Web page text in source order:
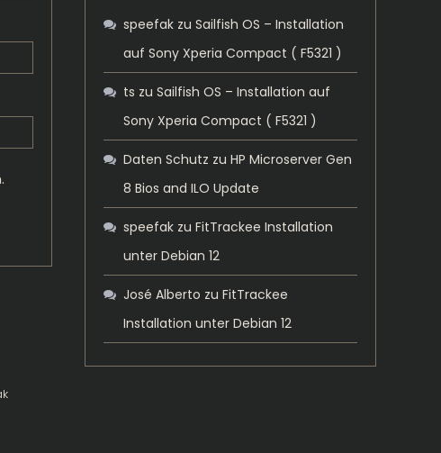
speefak zu Sailfish OS – Installation
auf Sony Xperia Compact ( F5321 )
ts zu Sailfish OS – Installation auf
Sony Xperia Compact ( F5321 )
Daten Schutz zu HP Microserver Gen
8 Bios and ILO Update
speefak zu FitTrackee Installation
unter Debian 12
José Alberto zu FitTrackee
Installation unter Debian 12